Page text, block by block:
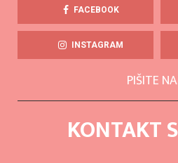
FACEBOOK
INSTAGRAM
PIŠITE
KONTAKT